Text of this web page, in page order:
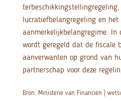
lucratiefbelangregeling en het
aanmerkelijkbelangregime. In
wordt geregeld dat de fiscale
aanverwanten op grond van
partnerschap voor deze
Bron: Ministerie van Financiën |